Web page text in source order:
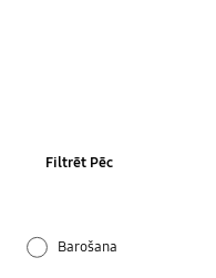
Filtrēt Pēc
Barošana